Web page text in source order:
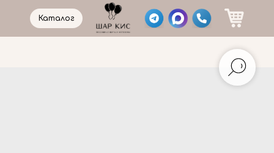
Каталог